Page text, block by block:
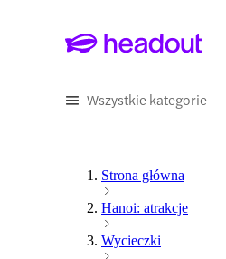
Wszystkie kategorie
Strona główna
Hanoi: atrakcje
Wycieczki